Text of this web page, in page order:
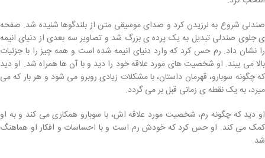
صندلی شروع به لرزیدن کرد و صدای موسیقی متن از بلندگوها شنیده شد. صفحه
ی جلوی صندلی تبدیل به یک پرده ی بزرگ شد و تصاویر سه بعدی از دنیای انیمه
را نشان داد. رم حس کرد که وارد دنیای انیمه شده است و همه چیز را با جزئیات
بالا می بیند. او شخصیت های مورد علاقه خود را دید و با آن ها همراه شد. او دید
که چگونه سوبارو، قهرمان داستان، با مشکلات زیادی روبرو می شود و هر بار که می
میرد، به یک نقطه ی زمانی قبل بر می گردد.
او دید که چگونه رم، شخصیت مورد علاقه اش، با سوبارو همکاری می کند و به او
کمک می کند. او حس کرد که خودش رم است و با احساسات و افکار او هماهنگ
شد.